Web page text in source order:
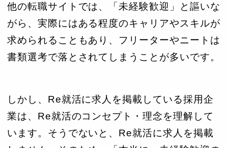
他の転職サイトでは、「未経験歓迎」と謳いな
がら、実際にはある程度のキャリアやスキルが
求められることもあり、フリーターやニートは
書類選考で落とされてしまうことが多いです。
しかし、Re就活に求人を掲載している採用企
業は、Re就活のコンセプト・理念を理解して
います。そうでないと、Re就活に求人を掲載